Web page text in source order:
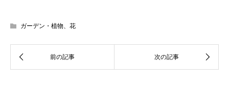
ガーデン・植物、花